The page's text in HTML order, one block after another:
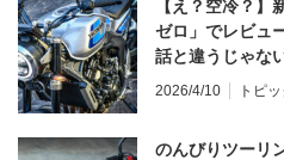
【え？空冷？
ゼロ」でレビュ
話と違うじゃな
てならず／
2026/4/10 トピ
のんびりツーリ